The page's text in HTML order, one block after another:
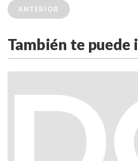
ANTERIOR
También te puede